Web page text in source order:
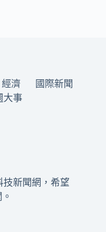
經濟
國際新聞
大事
技新聞網，希望